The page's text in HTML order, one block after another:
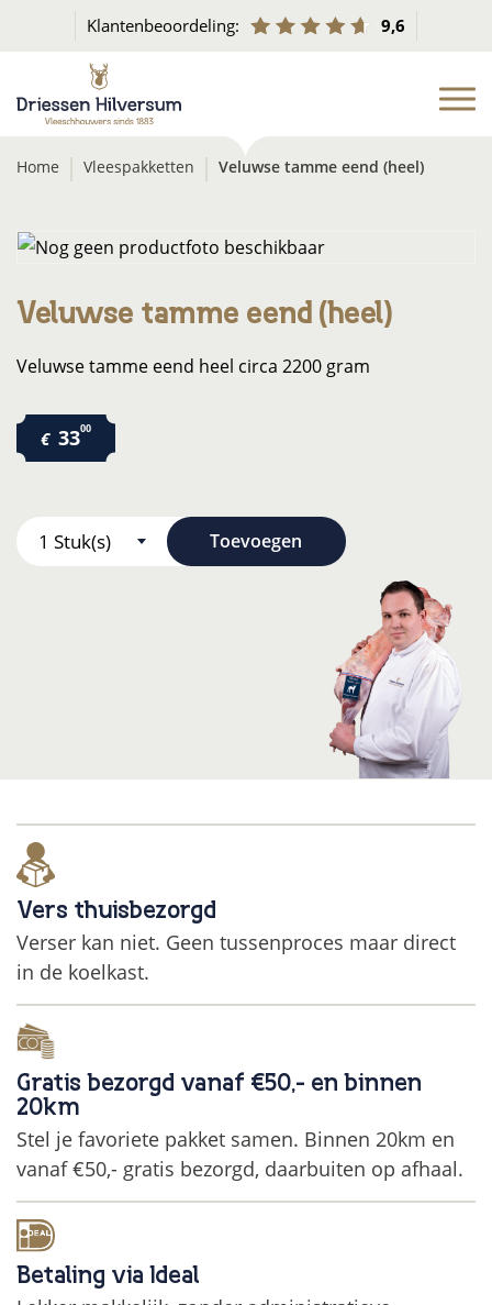
Klantenbeoordeling: 9,6
Home Vleespakketten Veluwse tamme eend (heel)
Veluwse tamme eend (heel)
Veluwse tamme eend heel circa 2200 gram
€ 3300
Toevoegen
Vers thuisbezorgd
Verser kan niet. Geen tussenproces maar direct
in de koelkast.
Gratis bezorgd vanaf €50,- en binnen
20km
Stel je favoriete pakket samen. Binnen 20km en
vanaf €50,- gratis bezorgd, daarbuiten op afhaal.
Betaling via Ideal